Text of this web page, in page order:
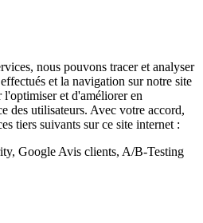
nous pouvons tracer et analyser
et la navigation sur notre site
et d'améliorer en
des utilisateurs. Avec votre accord,
tiers suivants sur ce site internet :
Google Avis clients, A/B-Testing